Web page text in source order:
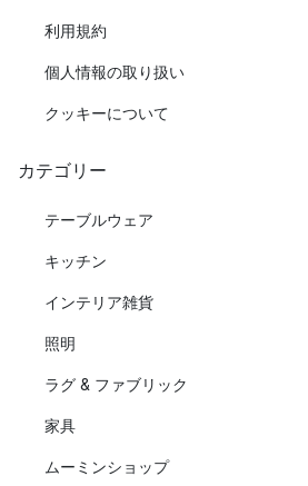
利用規約
個人情報の取り扱い
クッキーについて
カテゴリー
テーブルウェア
キッチン
インテリア雑貨
照明
ラグ & ファブリック
家具
ムーミンショップ